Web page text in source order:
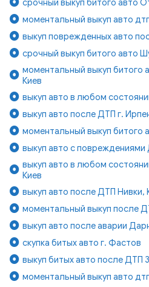
моментальный выкуп авто
выкуп поврежденных авто
срочный выкуп битого авто
моментальный выкуп битого
Киев
выкуп авто в любом
выкуп авто после ДТП г.
моментальный выкуп битого
выкуп авто с
выкуп авто в любом
Киев
выкуп авто после ДТП Нивки,
моментальный выкуп после
выкуп авто после аварии
скупка битых авто г. Фастов
выкуп битых авто после ДТП
моментальный выкуп авто